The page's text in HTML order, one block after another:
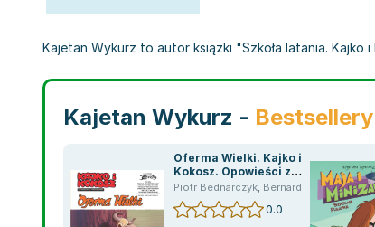
Kajetan Wykurz to autor książki "Szkoła latania.
Kajetan Wykurz - Bestsellery
Oferma Wielki. Kajko i
Kokosz. Opowieści z
Mirmiłowa
Piotr Bednarczyk, Bernard Dumont ,
0.0